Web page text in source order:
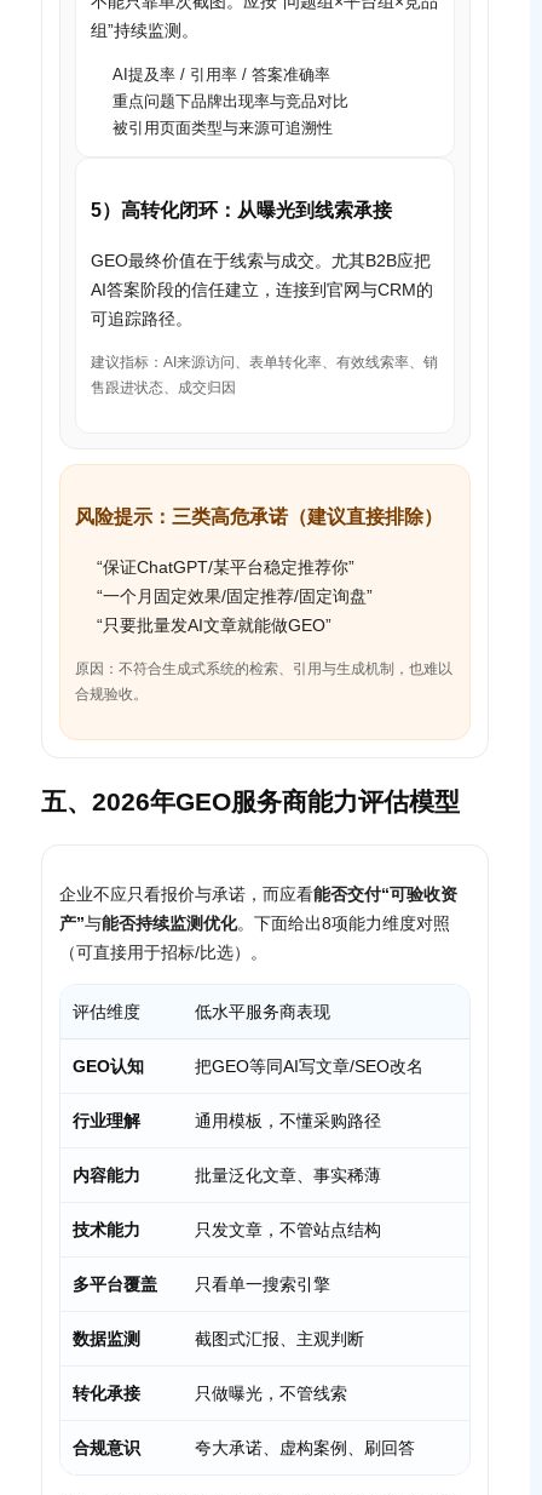
组”持续监测。
AI提及率 / 引用率 / 答案准确率
重点问题下品牌出现率与竞品对比
被引用页面类型与来源可追溯性
5）高转化闭环：从曝光到线索承接
GEO最终价值在于线索与成交。尤其B2B应把
AI答案阶段的信任建立，连接到官网与CRM的
可追踪路径。
建议指标：AI来源访问、表单转化率、有效线索率、销
售跟进状态、成交归因
风险提示：三类高危承诺（建议直接排除）
“保证ChatGPT/某平台稳定推荐你”
“一个月固定效果/固定推荐/固定询盘”
“只要批量发AI文章就能做GEO”
原因：不符合生成式系统的检索、引用与生成机制，也难以
合规验收。
五、2026年GEO服务商能力评估模型
企业不应只看报价与承诺，而应看能否交付“可验收资
产”与能否持续监测优化。下面给出8项能力维度对照
（可直接用于招标/比选）。
评估维度 低水平服务商表现
GEO认知 把GEO等同AI写文章/SEO改名
行业理解 通用模板，不懂采购路径
内容能力 批量泛化文章、事实稀薄
技术能力 只发文章，不管站点结构
多平台覆盖 只看单一搜索引擎
数据监测 截图式汇报、主观判断
转化承接 只做曝光，不管线索
合规意识 夸大承诺、虚构案例、刷回答